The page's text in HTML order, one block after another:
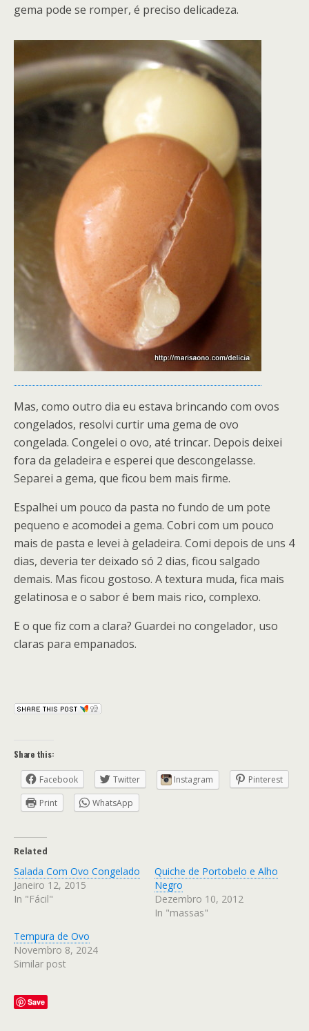
gema pode se romper, é preciso delicadeza.
Mas, como outro dia eu estava brincando com ovos
congelados, resolvi curtir uma gema de ovo
congelada. Congelei o ovo, até trincar. Depois deixei
fora da geladeira e esperei que descongelasse.
Separei a gema, que ficou bem mais firme.
Espalhei um pouco da pasta no fundo de um pote
pequeno e acomodei a gema. Cobri com um pouco
mais de pasta e levei à geladeira. Comi depois de uns 4
dias, deveria ter deixado só 2 dias, ficou salgado
demais. Mas ficou gostoso. A textura muda, fica mais
gelatinosa e o sabor é bem mais rico, complexo.
E o que fiz com a clara? Guardei no congelador, uso
claras para empanados.
Share this:
Facebook Twitter Instagram
Pinterest
Print
WhatsApp
Related
Salada Com Ovo Congelado
Janeiro 12, 2015
In "Fácil"
Quiche de Portobelo e Alho
Negro
Dezembro 10, 2012
In "massas"
Tempura de Ovo
Novembro 8, 2024
Similar post
Save